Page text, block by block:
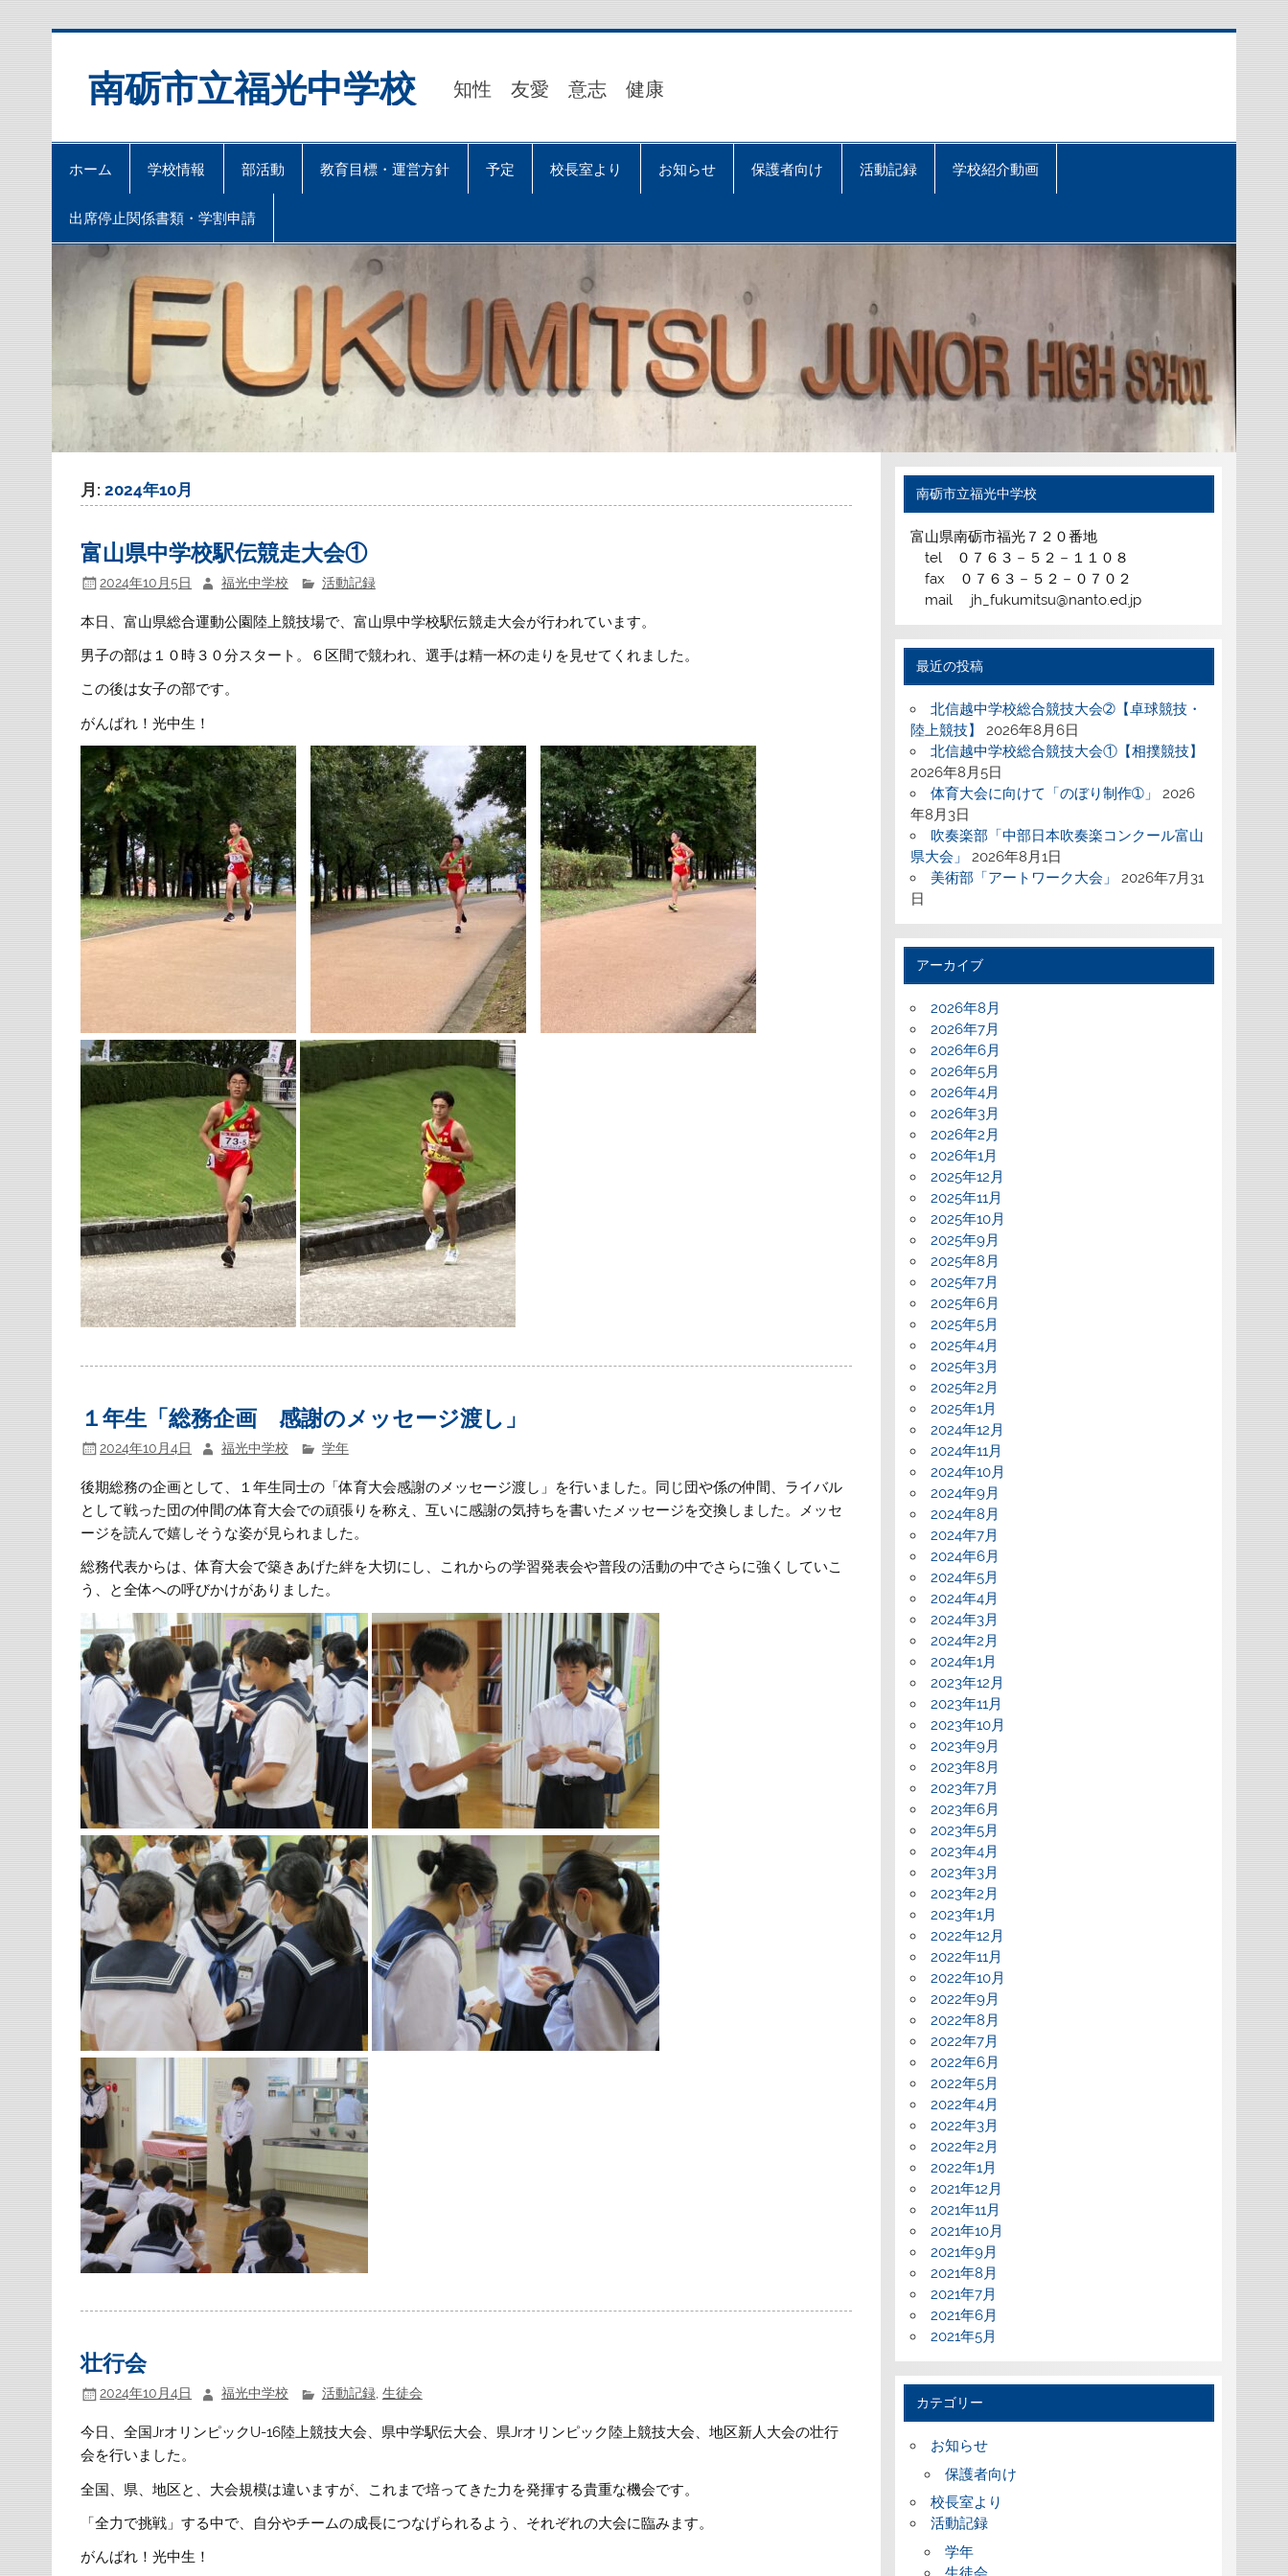
南砺市立福光中学校 知性 友愛 意志 健康
ホーム 学校情報 部活動 教育目標・運営方針 予定 校長室より お知らせ 保護者向け 活動記録 学校紹介動画
出席停止関係書類・学割申請
月:2024年10月
富山県中学校駅伝競走大会①
2024年10月5日 福光中学校 活動記録
本日、富山県総合運動公園陸上競技場で、富山県中学校駅伝競走大会が行われています。
男子の部は１０時３０分スタート。６区間で競われ、選手は精一杯の走りを見せてくれました。
この後は女子の部です。
がんばれ！光中生！
１年生「総務企画 感謝のメッセージ渡し」
2024年10月4日 福光中学校 学年
後期総務の企画として、１年生同士の「体育大会感謝のメッセージ渡し」を行いました。同じ団や係の仲間、ライバル
として戦った団の仲間の体育大会での頑張りを称え、互いに感謝の気持ちを書いたメッセージを交換しました。メッセ
ージを読んで嬉しそうな姿が見られました。
総務代表からは、体育大会で築きあげた絆を大切にし、これからの学習発表会や普段の活動の中でさらに強くしていこ
う、と全体への呼びかけがありました。
壮行会
2024年10月4日 福光中学校 活動記録, 生徒会
今日、全国JrオリンピックU-16陸上競技大会、県中学駅伝大会、県Jrオリンピック陸上競技大会、地区新人大会の壮行
会を行いました。
全国、県、地区と、大会規模は違いますが、これまで培ってきた力を発揮する貴重な機会です。
「全力で挑戦」する中で、自分やチームの成長につなげられるよう、それぞれの大会に臨みます。
がんばれ！光中生！
南砺市立福光中学校
富山県南砺市福光７２０番地
tel ０７６３－５２－１１０８
fax ０７６３－５２－０７０２
mail jh_fukumitsu@nanto.ed.jp
最近の投稿
北信越中学校総合競技大会➁【卓球競技・
陸上競技】
2026年8月6日
北信越中学校総合競技大会①【相撲競技】
2026年8月5日
体育大会に向けて「のぼり制作➀」
2026
年8月3日
吹奏楽部「中部日本吹奏楽コンクール富山
県大会」
2026年8月1日
美術部「アートワーク大会」
2026年7月31
日
アーカイブ
2026年8月
2026年7月
2026年6月
2026年5月
2026年4月
2026年3月
2026年2月
2026年1月
2025年12月
2025年11月
2025年10月
2025年9月
2025年8月
2025年7月
2025年6月
2025年5月
2025年4月
2025年3月
2025年2月
2025年1月
2024年12月
2024年11月
2024年10月
2024年9月
2024年8月
2024年7月
2024年6月
2024年5月
2024年4月
2024年3月
2024年2月
2024年1月
2023年12月
2023年11月
2023年10月
2023年9月
2023年8月
2023年7月
2023年6月
2023年5月
2023年4月
2023年3月
2023年2月
2023年1月
2022年12月
2022年11月
2022年10月
2022年9月
2022年8月
2022年7月
2022年6月
2022年5月
2022年4月
2022年3月
2022年2月
2022年1月
2021年12月
2021年11月
2021年10月
2021年9月
2021年8月
2021年7月
2021年6月
2021年5月
カテゴリー
お知らせ
保護者向け
校長室より
活動記録
学年